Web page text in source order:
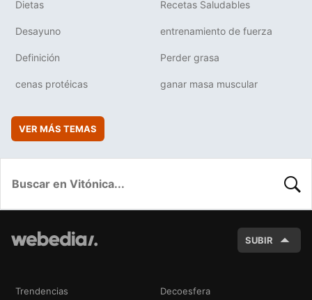
Dietas Recetas Saludables
Desayuno entrenamiento de fuerza
Definición Perder grasa
cenas protéicas ganar masa muscular
VER MÁS TEMAS
SUBIR
Trendencias Decoesfera